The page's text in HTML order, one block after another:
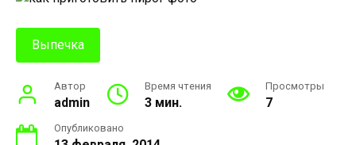
Выпечка
Автор
admin
Время чтения
3 мин.
Просмотры
7
Опубликовано